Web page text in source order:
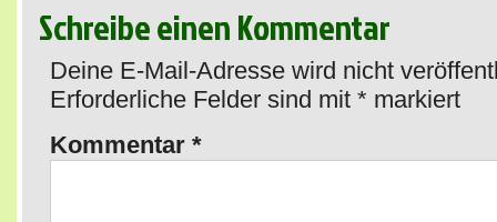
Schreibe einen Kommentar
Deine E-Mail-Adresse wird nicht
Erforderliche Felder sind mit * markiert
Kommentar *